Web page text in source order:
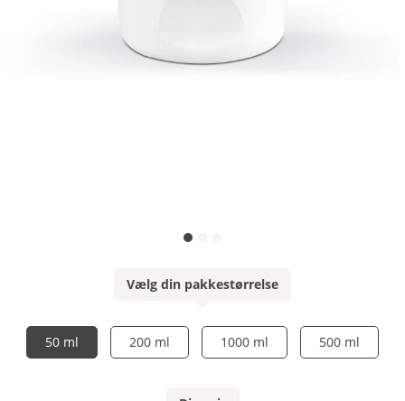
Vælg din pakkestørrelse
50 ml 200 ml 1000 ml 500 ml